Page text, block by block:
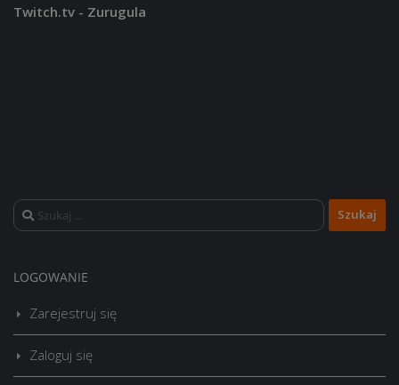
Twitch.tv - Zurugula
Szukaj:
LOGOWANIE
Zarejestruj się
Zaloguj się